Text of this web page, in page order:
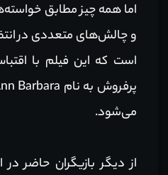
اما همه چیز مطابق
و چالش‌های متعددی در
است که این فیلم با
می‌‌شود.
از دیگر بازیگران حاضر